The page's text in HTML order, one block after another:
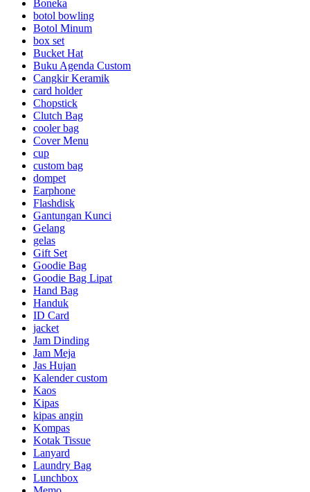
Boneka
botol bowling
Botol Minum
box set
Bucket Hat
Buku Agenda Custom
Cangkir Keramik
card holder
Chopstick
Clutch Bag
cooler bag
Cover Menu
cup
custom bag
dompet
Earphone
Flashdisk
Gantungan Kunci
Gelang
gelas
Gift Set
Goodie Bag
Goodie Bag Lipat
Hand Bag
Handuk
ID Card
jacket
Jam Dinding
Jam Meja
Jas Hujan
Kalender custom
Kaos
Kipas
kipas angin
Kompas
Kotak Tissue
Lanyard
Laundry Bag
Lunchbox